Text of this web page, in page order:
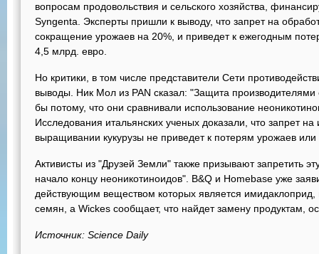
вопросам продовольствия и сельского хозяйства,
Syngenta. Эксперты пришли к выводу, что запрет на
сокращение урожаев на 20%, и приведет к ежегодным
4,5 млрд. евро.
Но критики, в том числе представители Сети
выводы. Ник Мол из PAN сказал: "Защита производителями
бы потому, что они сравнивали использование
Исследования итальянских ученых доказали, что запрет на
выращивании кукурузы не приведет к потерям урожаев
Активисты из "Друзей Земли" также призывают запретить
начало концу неоникотиноидов". B&Q и Homebase уже
действующим веществом которых является имидаклоприд,
семян, а Wickes сообщает, что найдет замену продуктам,
Источник: Science Daily